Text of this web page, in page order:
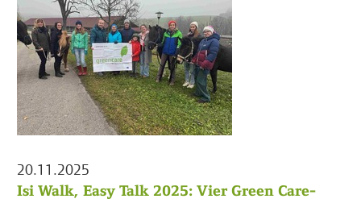
20.11.2025
Isi Walk, Easy Talk 2025: Vier Green Care-